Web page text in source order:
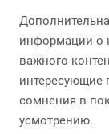
информации о
важного
интересующие
сомнения в
усмотрению.